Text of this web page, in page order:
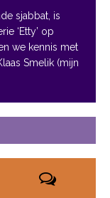
sjabbat, is
‘Etty’ op
we kennis met
Smelik (mijn